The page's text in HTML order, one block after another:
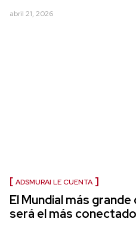
abril 21, 2026
ADSMURAI LE CUENTA
El Mundial más
será el más conectado